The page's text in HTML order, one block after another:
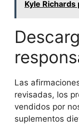
Kyle Richards
Las
revisadas, los
vendidos por
suplementos